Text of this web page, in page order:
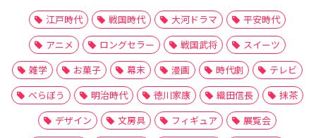
江戸時代 戦国時代 大河ドラマ
平安時代
アニメ
ロングセラー 戦国武将
スイーツ
雑学
お菓子 幕末 漫画 時代劇
テレビ
べらぼう
明治時代 徳川家康 織田信長
抹茶
デザイン
文房具 フィギュア
展覧会